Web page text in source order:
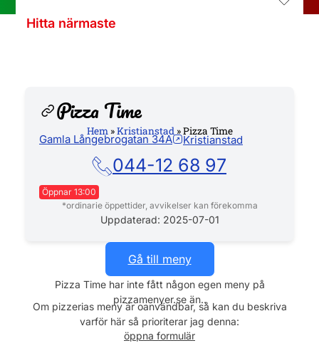
Hitta närmaste
Pizza Time
Hem»Kristianstad»Pizza Time
Gamla Långebrogatan 34A Kristianstad
044-12 68 97
Öppnar 13:00
Måndag
16:00 - 01:00
Onsdag
16:00 - 01:00
Torsdag
16:00 - 01:00
Fredag
16:00 - 01:00
Lördag
13:00 - 01:00
Söndag
13:00 - 01:00
*ordinarie öppettider, avvikelser kan förekomma
Uppdaterad: 2025-07-01
Gå till meny
Pizza Time har inte fått någon egen meny på
pizzamenyer.se än..
Om pizzerias meny är oanvändbar, så kan du beskriva
varför här så prioriterar jag denna:
öppna formulär